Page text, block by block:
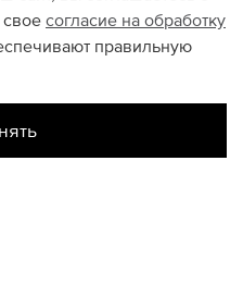
своесогласие на обработку
правильную